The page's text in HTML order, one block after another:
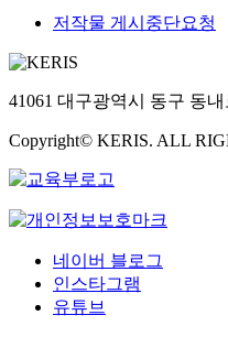
저작물 게시중단요청
41061 대구광역시 동구 동
Copyright© KERIS. ALL
네이버 블로그
인스타그램
유튜브